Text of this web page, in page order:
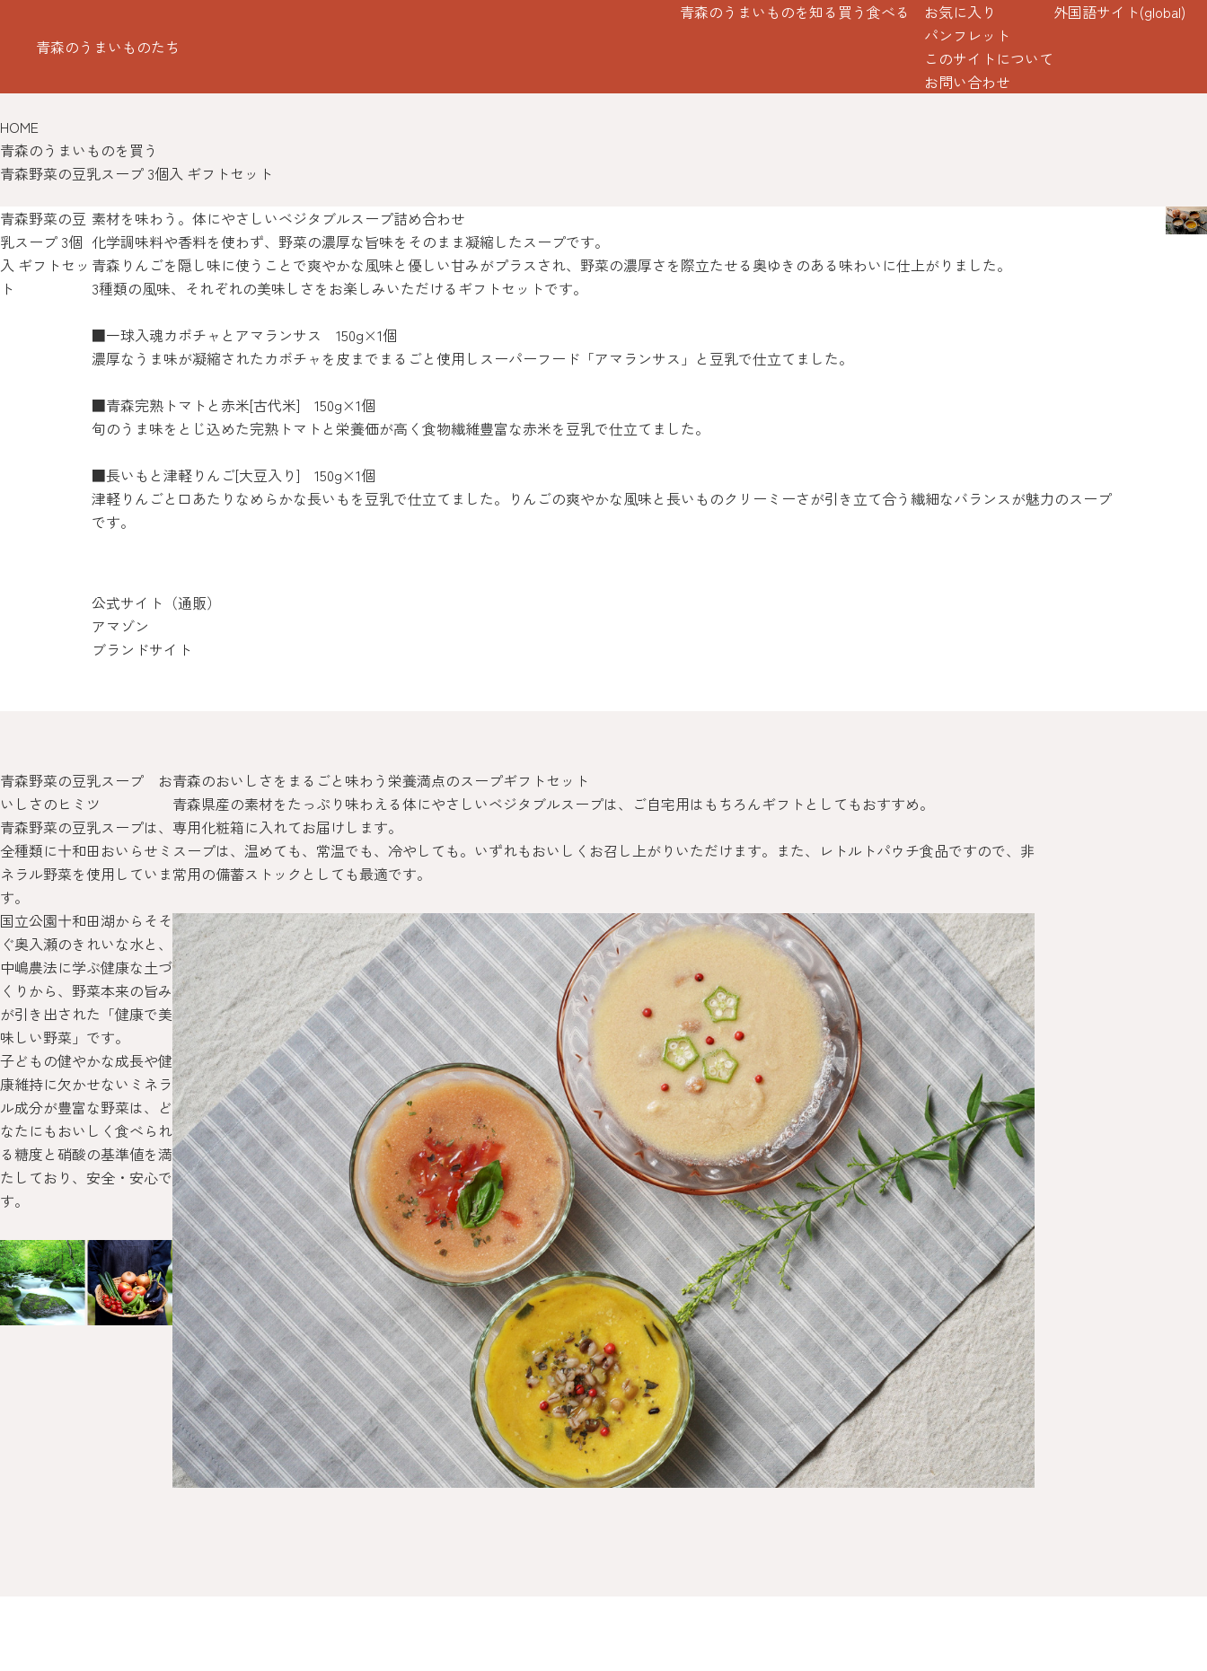
青森のうまいものたち
青森のうまいものを知る 買う 食べる
お気に入り
パンフレット
このサイトについて
お問い合わせ
外国語サイト(global)
HOME
青森のうまいものを買う
青森野菜の豆乳スープ 3個入 ギフトセット
青森野菜の豆
乳スープ 3個
入 ギフトセッ
ト
素材を味わう。体にやさしいベジタブルスープ詰め合わせ
化学調味料や香料を使わず、野菜の濃厚な旨味をそのまま凝縮したスープです。
青森りんごを隠し味に使うことで爽やかな風味と優しい甘みがプラスされ、野菜の濃厚さを際立たせる奥ゆきのある味わいに仕上がりました。
3種類の風味、それぞれの美味しさをお楽しみいただけるギフトセットです。
■一球入魂カボチャとアマランサス 150g×1個
濃厚なうま味が凝縮されたカボチャを皮までまるごと使用しスーパーフード「アマランサス」と豆乳で仕立てました。
■青森完熟トマトと赤米[古代米] 150g×1個
旬のうま味をとじ込めた完熟トマトと栄養価が高く食物繊維豊富な赤米を豆乳で仕立てました。
■長いもと津軽りんご[大豆入り] 150g×1個
津軽りんごと口あたりなめらかな長いもを豆乳で仕立てました。りんごの爽やかな風味と長いものクリーミーさが引き立て合う繊細なバランスが魅力のスープ
です。
公式サイト（通販）
アマゾン
ブランドサイト
青森野菜の豆乳スープ お
いしさのヒミツ
青森野菜の豆乳スープは、
全種類に十和田おいらせミ
ネラル野菜を使用していま
す。
国立公園十和田湖からそそ
ぐ奥入瀬のきれいな水と、
中嶋農法に学ぶ健康な土づ
くりから、野菜本来の旨み
が引き出された「健康で美
味しい野菜」です。
子どもの健やかな成長や健
康維持に欠かせないミネラ
ル成分が豊富な野菜は、ど
なたにもおいしく食べられ
る糖度と硝酸の基準値を満
たしており、安全・安心で
す。
青森のおいしさをまるごと味わう栄養満点のスープギフトセット
青森県産の素材をたっぷり味わえる体にやさしいベジタブルスープは、ご自宅用はもちろんギフトとしてもおすすめ。
専用化粧箱に入れてお届けします。
スープは、温めても、常温でも、冷やしても。いずれもおいしくお召し上がりいただけます。また、レトルトパウチ食品ですので、非
常用の備蓄ストックとしても最適です。